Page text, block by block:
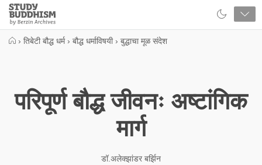
Close
Study
Buddhism
Home
› तिबेटी बौद्ध धर्म › बौद्ध धर्माविषयी › बुद्धाचा मूळ संदेश
परिपूर्ण बौद्ध जीवनः अष्टांगिक
मार्ग
डॉ.अलेक्झांडर बर्झिन